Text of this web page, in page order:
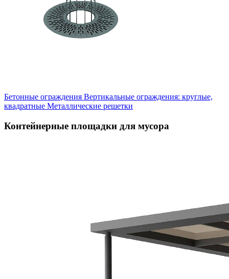
Бетонные ограждения Вертикальные ограждения: круглые,
квадратные Металлические решетки
Контейнерные площадки для мусора